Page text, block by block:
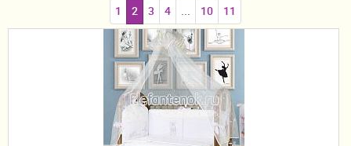
Мебель и аксессуары
Постельные принадлежности
1 2 3 4 ... 10 11